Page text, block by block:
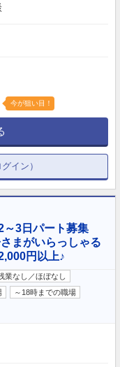
今が狙い目！
イン）
～3日パート募集
まがいらっしゃる
円以上♪
業なし／ほぼなし
～18時までの職場